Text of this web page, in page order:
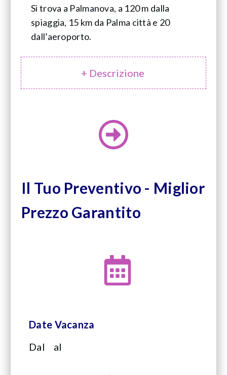
Si trova a Palmanova, a 120 m dalla
spiaggia, 15 km da Palma città e 20
dall’aeroporto.
+ Descrizione
Il Tuo Preventivo - Miglior
Prezzo Garantito
Date Vacanza
Dal
al